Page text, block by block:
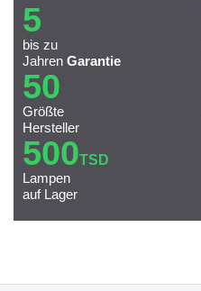
5
bis zu
Jahren Garantie
50
Größte
Hersteller
500TSD
Lampen
auf Lager